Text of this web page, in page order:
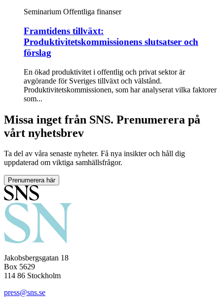
Seminarium Offentliga finanser
Framtidens tillväxt:
Produktivitetskommissionens slutsatser och
förslag
En ökad produktivitet i offentlig och privat sektor är
avgörande för Sveriges tillväxt och välstånd.
Produktivitetskommissionen, som har analyserat vilka faktorer
som...
Missa inget från SNS. Prenumerera på
vårt nyhetsbrev
Ta del av våra senaste nyheter. Få nya insikter och håll dig
uppdaterad om viktiga samhällsfrågor.
Prenumerera här
Jakobsbergsgatan 18
Box 5629
114 86 Stockholm
press@sns.se